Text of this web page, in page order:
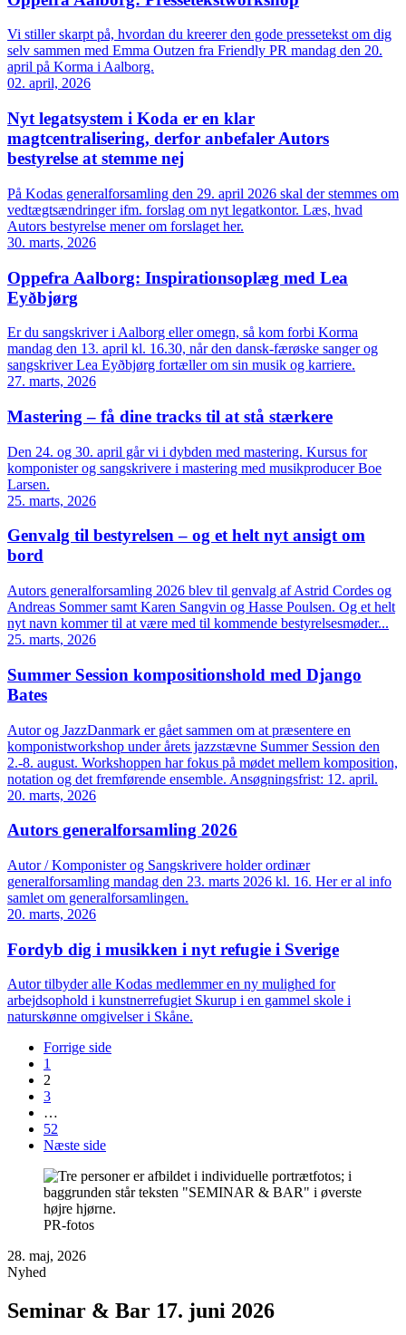
Vi stiller skarpt på, hvordan du kreerer den gode pressetekst om dig
selv sammen med Emma Outzen fra Friendly PR mandag den 20.
april på Korma i Aalborg.
02. april, 2026
Nyt legatsystem i Koda er en klar
magtcentralisering, derfor anbefaler Autors
bestyrelse at stemme nej
På Kodas generalforsamling den 29. april 2026 skal der stemmes om
vedtægtsændringer ifm. forslag om nyt legatkontor. Læs, hvad
Autors bestyrelse mener om forslaget her.
30. marts, 2026
Oppefra Aalborg: Inspirationsoplæg med Lea
Eyðbjørg
Er du sangskriver i Aalborg eller omegn, så kom forbi Korma
mandag den 13. april kl. 16.30, når den dansk-færøske sanger og
sangskriver Lea Eyðbjørg fortæller om sin musik og karriere.
27. marts, 2026
Mastering – få dine tracks til at stå stærkere
Den 24. og 30. april går vi i dybden med mastering. Kursus for
komponister og sangskrivere i mastering med musikproducer Boe
Larsen.
25. marts, 2026
Genvalg til bestyrelsen – og et helt nyt ansigt om
bord
Autors generalforsamling 2026 blev til genvalg af Astrid Cordes og
Andreas Sommer samt Karen Sangvin og Hasse Poulsen. Og et helt
nyt navn kommer til at være med til kommende bestyrelsesmøder...
25. marts, 2026
Summer Session kompositionshold med Django
Bates
Autor og JazzDanmark er gået sammen om at præsentere en
komponistworkshop under årets jazzstævne Summer Session den
2.-8. august. Workshoppen har fokus på mødet mellem komposition,
notation og det fremførende ensemble. Ansøgningsfrist: 12. april.
20. marts, 2026
Autors generalforsamling 2026
Autor / Komponister og Sangskrivere holder ordinær
generalforsamling mandag den 23. marts 2026 kl. 16. Her er al info
samlet om generalforsamlingen.
20. marts, 2026
Fordyb dig i musikken i nyt refugie i Sverige
Autor tilbyder alle Kodas medlemmer en ny mulighed for
arbejdsophold i kunstnerrefugiet Skurup i en gammel skole i
naturskønne omgivelser i Skåne.
Forrige side
1
2
3
…
52
Næste side
PR-fotos
28. maj, 2026
Nyhed
Seminar & Bar 17. juni 2026